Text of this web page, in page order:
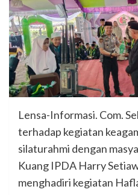
Lensa-Informasi. Com.
terhadap kegiatan
silaturahmi dengan
Kuang IPDA Harry
menghadiri kegiatan